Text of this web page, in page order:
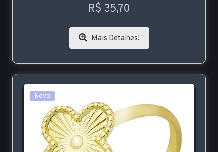
R$ 35,70
Mais Detalhes!
Novo